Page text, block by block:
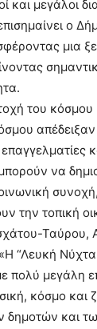
και μεγάλοι
ο
μια
του κόσμου
να
την τοπική
Ταύρου,
“Λευκή
μεγάλη
κόσμο και
δημοτών και